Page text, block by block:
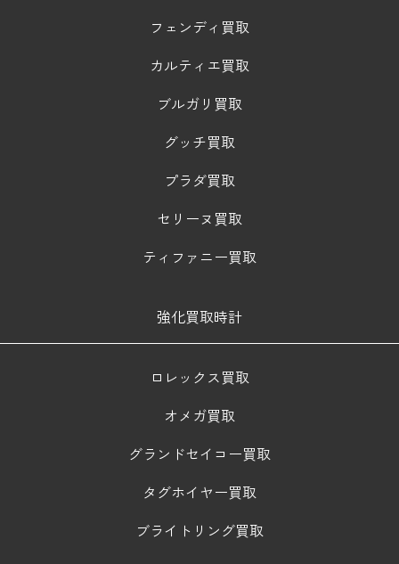
フェンディ買取
カルティエ買取
ブルガリ買取
グッチ買取
プラダ買取
セリーヌ買取
ティファニー買取
強化買取時計
ロレックス買取
オメガ買取
グランドセイコー買取
タグホイヤー買取
ブライトリング買取